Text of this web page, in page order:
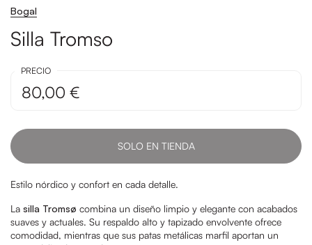
Bogal
Silla Tromso
PRECIO
80,00 €
SOLO EN TIENDA
Estilo nórdico y confort en cada detalle.
La silla Tromsø combina un diseño limpio y elegante con acabados
suaves y actuales. Su respaldo alto y tapizado envolvente ofrece
comodidad, mientras que sus patas metálicas marfil aportan un